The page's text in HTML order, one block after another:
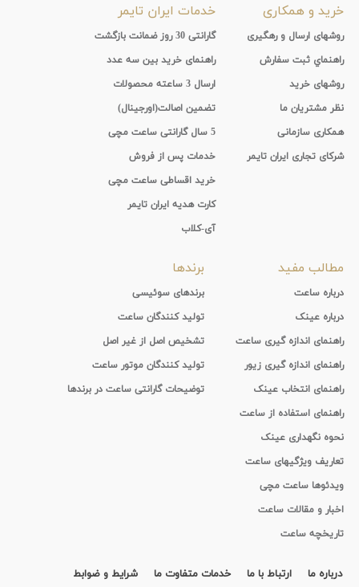
خرید و همکاری
روشهای ارسال و رهگیری
راهنماي ثبت سفارش
روشهای خرید
نظر مشتریان ما
همکاری سازمانی
شرکای تجاری ایران تایمر
خدمات ایران تایمر
گارانتی 30 روز ضمانت بازگشت
راهنمای خرید بین سه عدد
ارسال 3 ساعته محصولات
تضمین اصالت(اورجینال)
5 سال گارانتی ساعت مچی
خدمات پس از فروش
خرید اقساطی ساعت مچی
کارت هدیه ایران تایمر
آی-کلاب
مطالب مفید
درباره ساعت
درباره عینک
راهنمای اندازه گیری ساعت
راهنمای اندازه گیری زیور
راهنمای انتخاب عینک
راهنمای استفاده از ساعت
نحوه نگهداری عینک
تعاریف ویژگیهای ساعت
ویدئوها ساعت مچی
اخبار و مقالات ساعت
تاریخچه ساعت
برندها
برندهای سوئیسی
تولید کنندگان ساعت
تشخیص اصل از غیر اصل
تولید کنندگان موتور ساعت
توضیحات گارانتی ساعت در برندها
درباره ما ارتباط با ما خدمات متفاوت ما شرایط و ضوابط